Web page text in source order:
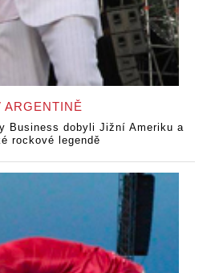
ARGENTINĚ
Business dobyli Jižní Ameriku a
rockové legendě